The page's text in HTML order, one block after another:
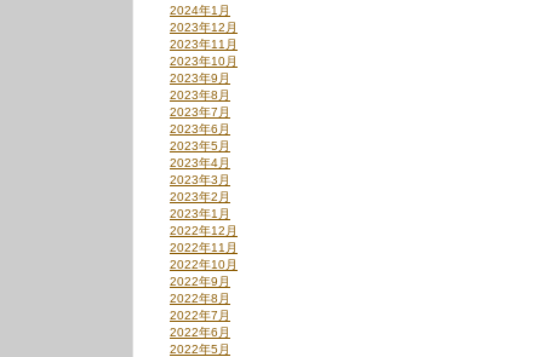
2024年1月
2023年12月
2023年11月
2023年10月
2023年9月
2023年8月
2023年7月
2023年6月
2023年5月
2023年4月
2023年3月
2023年2月
2023年1月
2022年12月
2022年11月
2022年10月
2022年9月
2022年8月
2022年7月
2022年6月
2022年5月